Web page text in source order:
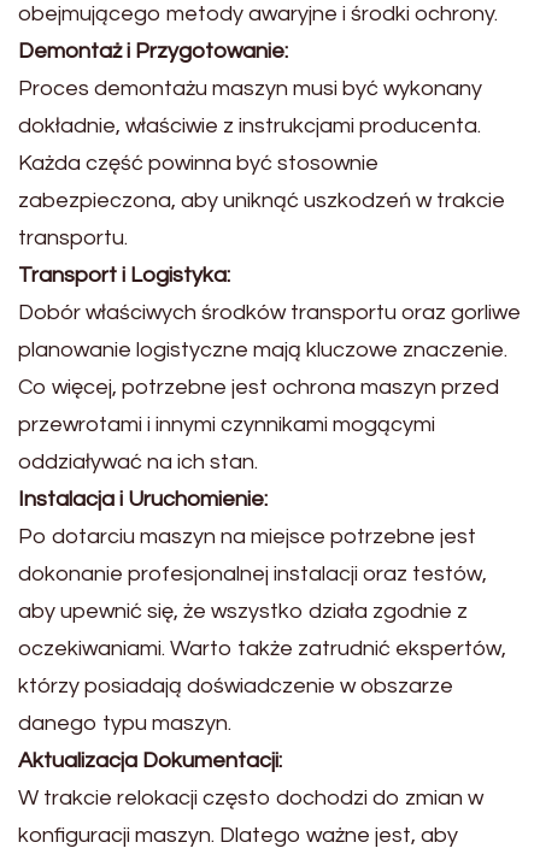
obejmującego metody awaryjne i środki ochrony.
Demontaż i Przygotowanie:
Proces demontażu maszyn musi być wykonany
dokładnie, właściwie z instrukcjami producenta.
Każda część powinna być stosownie
zabezpieczona, aby uniknąć uszkodzeń w trakcie
transportu.
Transport i Logistyka:
Dobór właściwych środków transportu oraz gorliwe
planowanie logistyczne mają kluczowe znaczenie.
Co więcej, potrzebne jest ochrona maszyn przed
przewrotami i innymi czynnikami mogącymi
oddziaływać na ich stan.
Instalacja i Uruchomienie:
Po dotarciu maszyn na miejsce potrzebne jest
dokonanie profesjonalnej instalacji oraz testów,
aby upewnić się, że wszystko działa zgodnie z
oczekiwaniami. Warto także zatrudnić ekspertów,
którzy posiadają doświadczenie w obszarze
danego typu maszyn.
Aktualizacja Dokumentacji:
W trakcie relokacji często dochodzi do zmian w
konfiguracji maszyn. Dlatego ważne jest, aby